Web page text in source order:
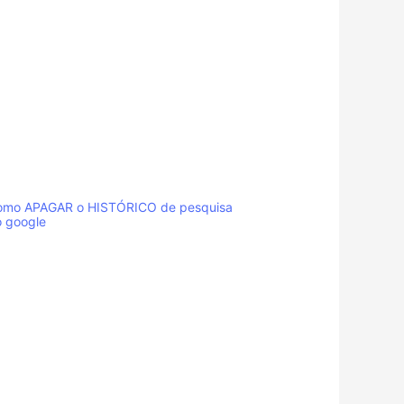
APAGAR o HISTÓRICO de pesquisa
google